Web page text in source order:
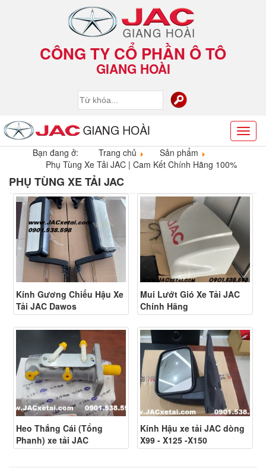
CÔNG TY CỔ PHẦN Ô TÔ
GIANG HOÀI
Bạn đang ở: Trang chủ
Sản phẩm
Phụ Tùng Xe Tải JAC | Cam Kết Chính Hãng 100%
PHỤ TÙNG XE TẢI JAC
Kính Gương Chiếu Hậu Xe
Tải JAC Dawos
Mui Lướt Gió Xe Tải JAC
Chính Hãng
Heo Thắng Cái (Tổng
Phanh) xe tải JAC
Kính Hậu xe tải JAC dòng
X99 - X125 -X150